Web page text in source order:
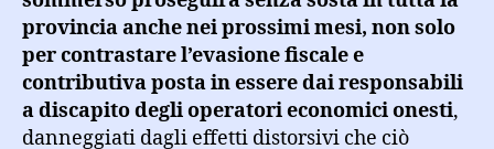
provincia anche nei prossimi mesi, non solo
per contrastare l’evasione fiscale e
contributiva posta in essere dai responsabili
a discapito degli operatori economici onesti,
danneggiati dagli effetti distorsivi che ciò